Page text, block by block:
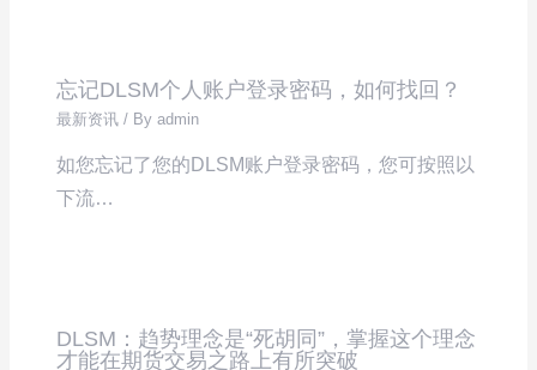
忘记DLSM个人账户登录密码，如何找回？
最新资讯 / Byadmin
如您忘记了您的DLSM账户登录密码，您可按照以
下流…
DLSM：趋势理念是“死胡同”，掌握这个理念
才能在期货交易之路上有所突破